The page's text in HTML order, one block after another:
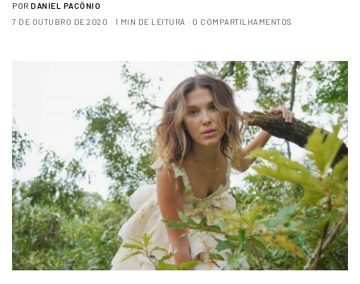
POR DANIEL PACÔNIO
7 DE OUTUBRO DE 2020
1 MIN DE LEITURA 0 COMPARTILHAMENTOS